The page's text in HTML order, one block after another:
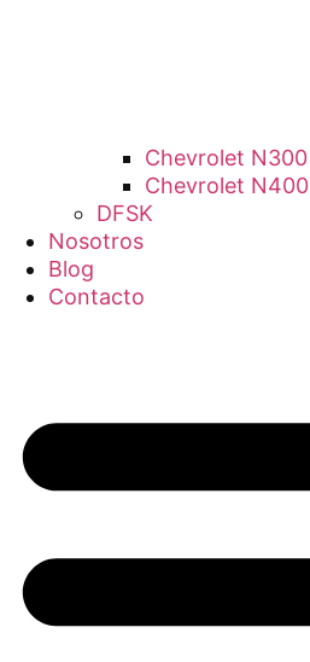
Chevrolet N300
Chevrolet N400
DFSK
Nosotros
Blog
Contacto